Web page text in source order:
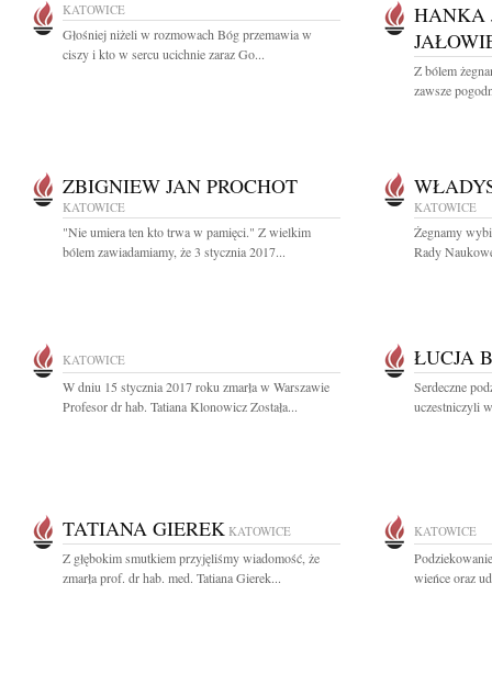
KATOWICE
Głośniej niżeli w rozmowach Bóg przemawia w
ciszy i kto w sercu ucichnie zaraz Go...
HANKA
Z bólem
zawsze
ZBIGNIEW JAN PROCHOT
KATOWICE
"Nie umiera ten kto trwa w pamięci." Z wielkim
bólem zawiadamiamy, że 3 stycznia 2017...
KATOWICE
Żegnamy
Rady
KATOWICE
W dniu 15 stycznia 2017 roku zmarła w Warszawie
Profesor dr hab. Tatiana Klonowicz Została...
ŁUCJA
Serdeczne
uczestniczyli
TATIANA GIEREK KATOWICE
Z głębokim smutkiem przyjęliśmy wiadomość, że
zmarła prof. dr hab. med. Tatiana Gierek...
KATOWICE
wieńce oraz